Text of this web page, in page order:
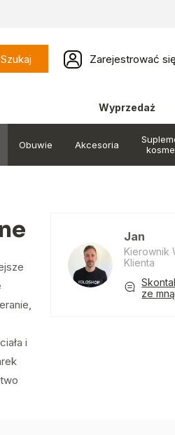
Szukaj Zarejestrować się
Wyprzedaż
Obuwie Akcesoria
i
Jan
Kierownik
Klienta
ze mną